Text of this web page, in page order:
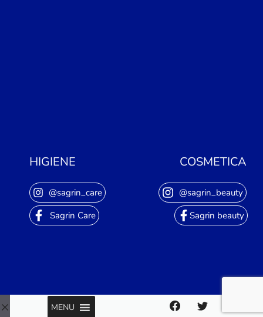
COSMETICA
@sagrin_beauty
Sagrin beauty
HIGIENE
@sagrin_care
Sagrin Care
MENU